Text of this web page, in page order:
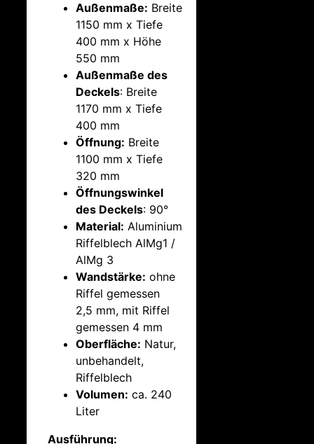
Außenmaße: Breite
1150 mm x Tiefe
400 mm x Höhe
550 mm
Außenmaße des
Deckels: Breite
1170 mm x Tiefe
400 mm
Öffnung: Breite
1100 mm x Tiefe
320 mm
Öffnungswinkel
des Deckels: 90°
Material: Aluminium
Riffelblech AlMg1 /
AlMg 3
Wandstärke: ohne
Riffel gemessen
2,5 mm, mit Riffel
gemessen 4 mm
Oberfläche: Natur,
unbehandelt,
Riffelblech
Volumen: ca. 240
Liter
Ausführung: